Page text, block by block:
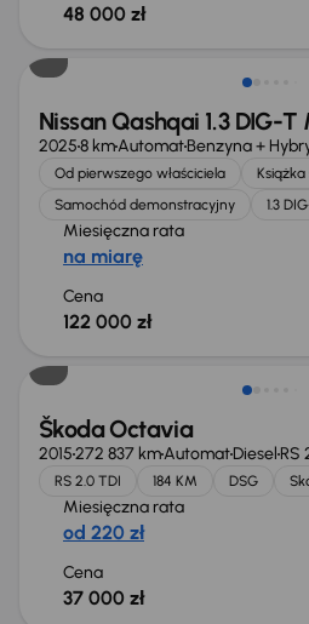
48 000 zł
Od nowego taniej o 36 775 zł
Nissan Qashqai 1.3 DIG-T
20258 kmAutomatBenzyna +
Od pierwszego właściciela
Samochód demonstracyjny
1.3
Miesięczna rata
na miarę
Cena
122 000 zł
Škoda Octavia
2015272 837 kmAutomatDiesel RS
RS 2.0 TDI 184 KM DSG
Miesięczna rata
od 220 zł
Cena
37 000 zł